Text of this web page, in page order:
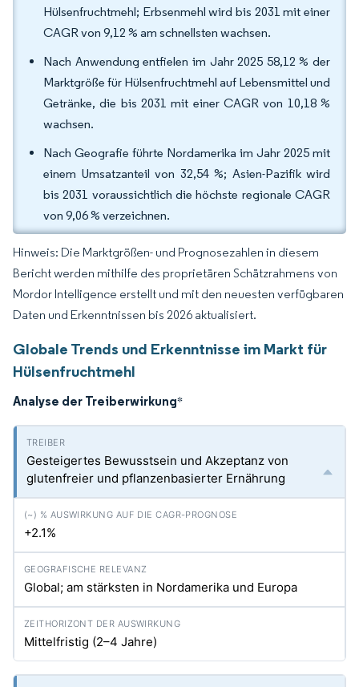
Hülsenfruchtmehl; Erbsenmehl wird bis 2031 mit einer
CAGR von 9,12 % am schnellsten wachsen.
Nach Anwendung entfielen im Jahr 2025 58,12 % der
Marktgröße für Hülsenfruchtmehl auf Lebensmittel und
Getränke, die bis 2031 mit einer CAGR von 10,18 %
wachsen.
Nach Geografie führte Nordamerika im Jahr 2025 mit
einem Umsatzanteil von 32,54 %; Asien-Pazifik wird
bis 2031 voraussichtlich die höchste regionale CAGR
von 9,06 % verzeichnen.
Hinweis: Die Marktgrößen- und Prognosezahlen in diesem
Bericht werden mithilfe des proprietären Schätzrahmens von
Mordor Intelligence erstellt und mit den neuesten verfügbaren
Daten und Erkenntnissen bis 2026 aktualisiert.
Globale Trends und Erkenntnisse im Markt für
Hülsenfruchtmehl
Analyse der Treiberwirkung*
Gesteigertes Bewusstsein und Akzeptanz von
glutenfreier und pflanzenbasierter Ernährung
+2.1%
Global; am stärksten in Nordamerika und Europa
Mittelfristig (2–4 Jahre)